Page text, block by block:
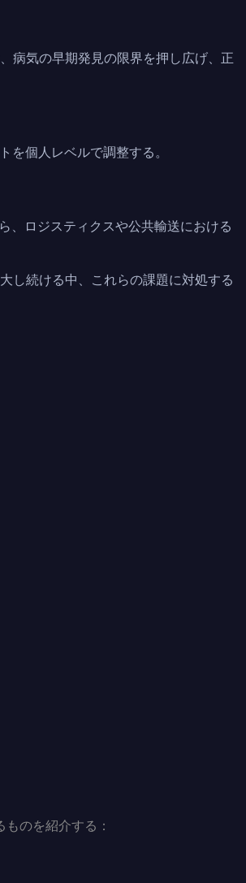
病気の早期発見の限界を押し広げ、正
個人レベルで調整する。
、ロジスティクスや公共輸送における
し続ける中、これらの課題に対処する
のを紹介する：